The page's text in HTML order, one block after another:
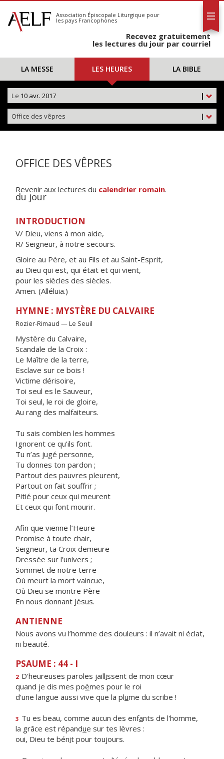
S'abonner
Calendrier
Association Épiscopale Liturgique pour
les pays Francophones
Recevez gratuitement
les lectures du jour par courriel
LA MESSE LES HEURES LA BIBLE
|
Le 10 avr. 2017
|
Office des vêpres
OFFICE DES VÊPRES
Revenir aux lectures du calendrier romain.
du jour
INTRODUCTION
V/ Dieu, viens à mon aide,
R/ Seigneur, à notre secours.
Gloire au Père, et au Fils et au Saint-Esprit,
au Dieu qui est, qui était et qui vient,
pour les siècles des siècles.
Amen. (Alléluia.)
HYMNE : MYSTÈRE DU CALVAIRE
Rozier-Rimaud — Le Seuil
Mystère du Calvaire,
Scandale de la Croix :
Le Maître de la terre,
Esclave sur ce bois !
Victime dérisoire,
Toi seul es le Sauveur,
Toi seul, le roi de gloire,
Au rang des malfaiteurs.
Tu sais combien les hommes
Ignorent ce qu’ils font.
Tu n’as jugé personne,
Tu donnes ton pardon ;
Partout des pauvres pleurent,
Partout on fait souffrir ;
Pitié pour ceux qui meurent
Et ceux qui font mourir.
Afin que vienne l’Heure
Promise à toute chair,
Seigneur, ta Croix demeure
Dressée sur l’univers ;
Sommet de notre terre
Où meurt la mort vaincue,
Où Dieu se montre Père
En nous donnant Jésus.
ANTIENNE
Nous avons vu l’homme des douleurs : il n’avait ni éclat,
ni beauté.
PSAUME : 44 - I
2 D'heureuses paroles jaillissent de mon cœur
quand je dis mes poèmes pour le roi
d'une langue aussi vive que la plume du scribe !
3 Tu es beau, comme aucun des enfants de l'homme,
la grâce est répandue sur tes lèvres :
oui, Dieu te bénit pour toujours.